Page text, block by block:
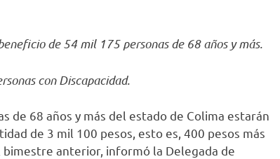
de 54 mil 175 personas de 68 años y más.
con Discapacidad.
de 68 años y más del estado de Colima estarán
de 3 mil 100 pesos, esto es, 400 pesos más
anterior, informó la Delegada de